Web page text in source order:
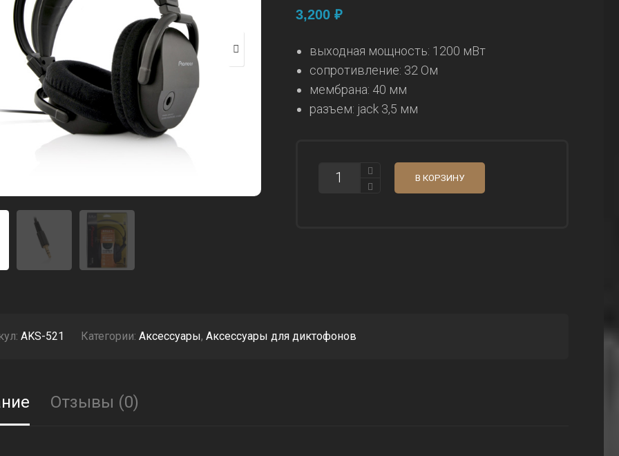
3,200 ₽
выходная мощность: 1200 мВт
сопротивление: 32 Ом
мембрана: 40 мм
разъем: jack 3,5 мм
КОЛИЧЕСТВО
НАУШНИКИ
В КОРЗИНУ
AKS-521 Категории: Аксессуары, Аксессуары для диктофонов
Отзывы (0)